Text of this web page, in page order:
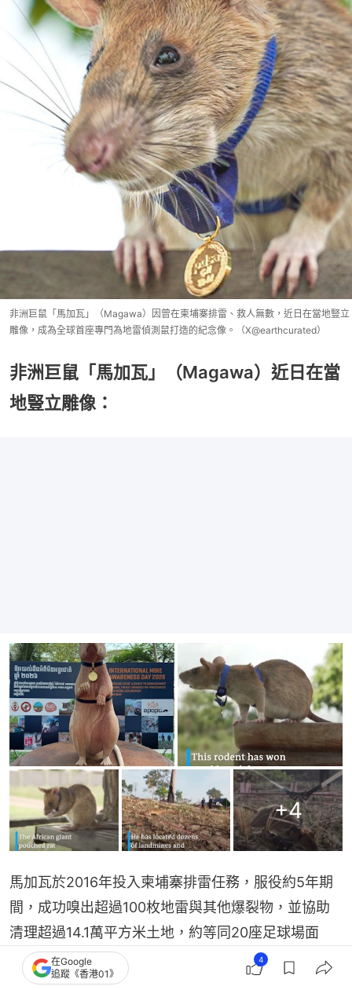
非洲巨鼠「馬加瓦」（Magawa）因曾在柬埔寨排雷、救人無數，近日在當地豎立
雕像，成為全球首座專門為地雷偵測鼠打造的紀念像。（X@earthcurated）
非洲巨鼠「馬加瓦」（Magawa）近日在當
地豎立雕像：
+4
馬加瓦於2016年投入柬埔寨排雷任務，服役約5年期
間，成功嗅出超過100枚地雷與其他爆裂物，並協助
清理超過14.1萬平方米土地，約等同20座足球場面
積。牠的效率也遠勝人工，一塊網球場大小的區域，
僅需約20分鐘即可完成搜尋。
在Google
追蹤《香港01》
4